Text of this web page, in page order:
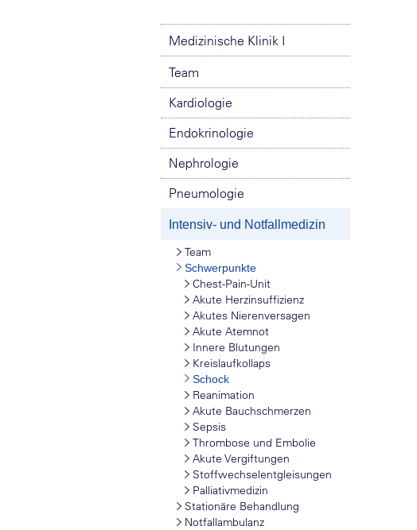
Medizinische Klinik I
Team
Kardiologie
Endokrinologie
Nephrologie
Pneumologie
Intensiv- und Notfallmedizin
Team
Schwerpunkte
Chest-Pain-Unit
Akute Herzinsuffizienz
Akutes Nierenversagen
Akute Atemnot
Innere Blutungen
Kreislaufkollaps
Schock
Reanimation
Akute Bauchschmerzen
Sepsis
Thrombose und Embolie
Akute Vergiftungen
Stoffwechselentgleisungen
Palliativmedizin
Stationäre Behandlung
Notfallambulanz